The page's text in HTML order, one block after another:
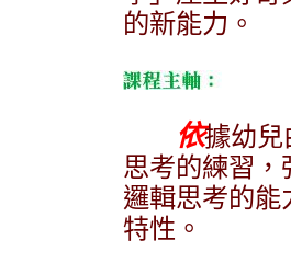
的新能力。
依據幼兒
思考的練習
邏輯思考的能
特性。